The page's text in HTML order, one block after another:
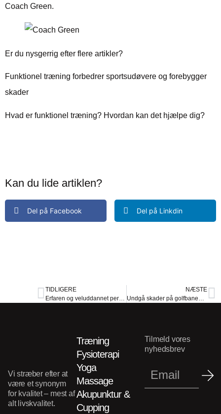
Coach Green.
Er du nysgerrig efter flere artikler?
Funktionel træning forbedrer sportsudøvere og forebygger
skader
Hvad er funktionel træning? Hvordan kan det hjælpe dig?
Kan du lide artiklen?
Del på Facebook Del på Linkdin
TIDLIGERE
Erfaren og veluddannet personlig træner Aalborg – En guide til at vælge den rigtige træner
NÆSTE
Undgå skader på golfbanen: Forebyggende træning og teknikker
Vi stræber efter at
være et synonym
for kvalitet – mest af
alt livskvalitet.
Træning
Fysioterapi
Yoga
Massage
Akupunktur &
Cupping
Tilmeld vores
nyhedsbrev